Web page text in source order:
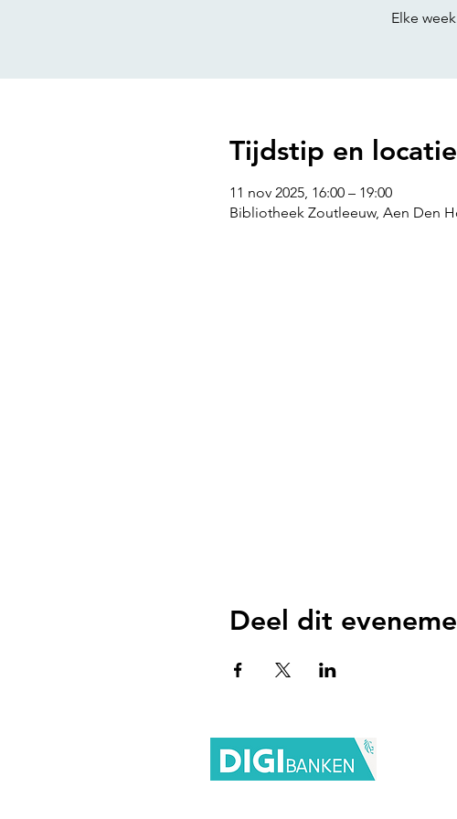
Tijdstip en locatie
11 nov 2025, 16:00 – 19:00
Bibliotheek Zoutleeuw, Aen Den
Deel dit